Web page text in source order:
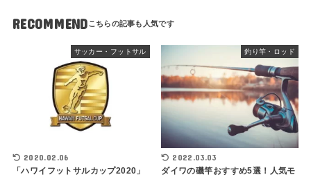
RECOMMEND
サッカー・フットサル
2020.02.06
「ハワイフットサルカップ2020」
釣り竿・ロッド
2022.03.03
ダイワの磯竿おすすめ5選！人気モ